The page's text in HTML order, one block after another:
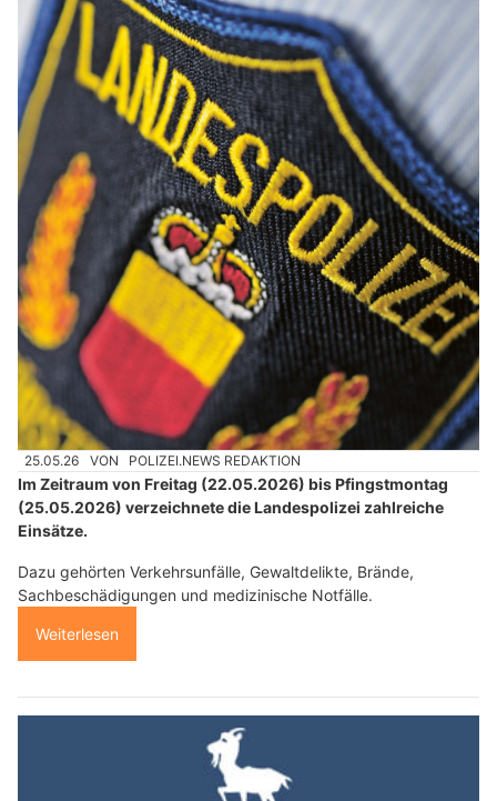
25.05.26 VON POLIZEI.NEWS REDAKTION
Im Zeitraum von Freitag (22.05.2026) bis Pfingstmontag
(25.05.2026) verzeichnete die Landespolizei zahlreiche
Einsätze.
Dazu gehörten Verkehrsunfälle, Gewaltdelikte, Brände,
Sachbeschädigungen und medizinische Notfälle.
Weiterlesen